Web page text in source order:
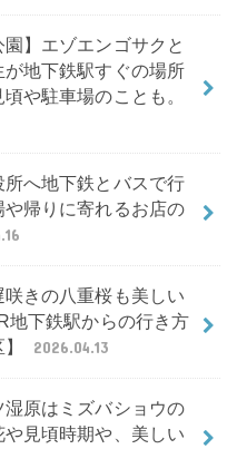
園】エゾエンゴサクと
が地下鉄駅すぐの場所
や駐車場のことも。
所へ地下鉄とバスで行
や帰りに寄れるお店の
咲きの八重桜も美しい
地下鉄駅からの行き方
2026.04.13
湿原はミズバショウの
や見頃時期や、美しい